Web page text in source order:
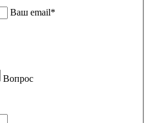
Ваш email*
Вопрос